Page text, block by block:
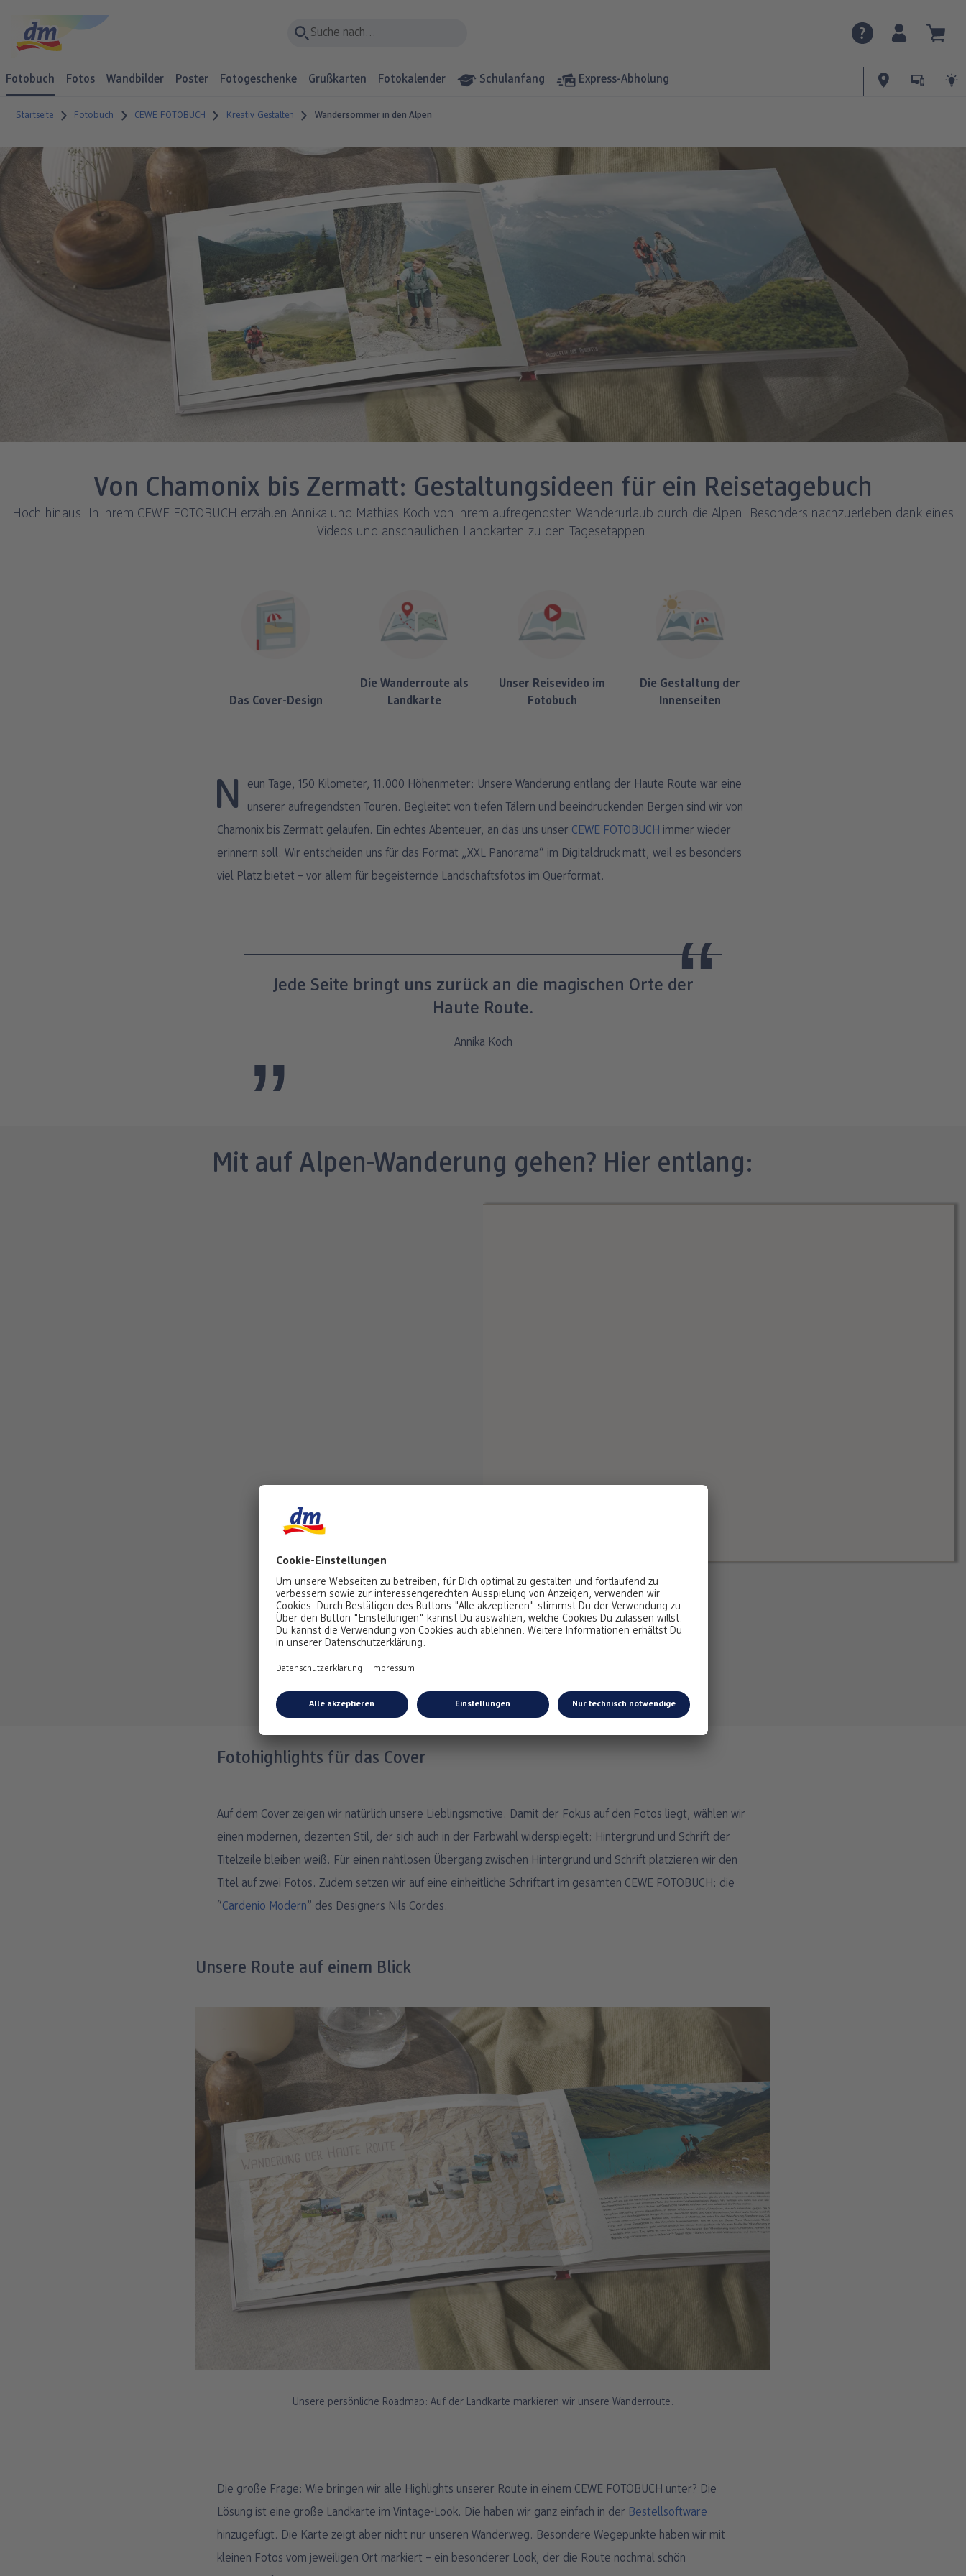
Fotobuch Fotos Wandbilder Poster Fotogeschenke Grußkarten Fotokalender Schulanfang Express-Abholung
Startseite Fotobuch CEWE FOTOBUCH Kreativ Gestalten Wandersommer in den Alpen
Von Chamonix bis Zermatt: Gestaltungsideen für ein Reisetagebuch
Hoch hinaus: In ihrem CEWE FOTOBUCH erzählen Annika und Mathias Koch von ihrem aufregendsten Wanderurlaub durch die Alpen. Besonders nachzuerleben dank eines
Videos und anschaulichen Landkarten zu den Tagesetappen.
Das Cover-Design
Die Wanderroute als
Landkarte
Unser Reisevideo im
Fotobuch
Die Gestaltung der
Innenseiten
Neun Tage, 150 Kilometer, 11.000 Höhenmeter: Unsere Wanderung entlang der Haute Route war eine
unserer aufregendsten Touren. Begleitet von tiefen Tälern und beeindruckenden Bergen sind wir von
Chamonix bis Zermatt gelaufen. Ein echtes Abenteuer, an das uns unser CEWE FOTOBUCH immer wieder
erinnern soll. Wir entscheiden uns für das Format „XXL Panorama“ im Digitaldruck matt, weil es besonders
viel Platz bietet – vor allem für begeisternde Landschaftsfotos im Querformat.
Jede Seite bringt uns zurück an die magischen Orte der
Haute Route.
Annika Koch
Mit auf Alpen-Wanderung gehen? Hier entlang:
Fotohighlights für das Cover
Auf dem Cover zeigen wir natürlich unsere Lieblingsmotive. Damit der Fokus auf den Fotos liegt, wählen wir
einen modernen, dezenten Stil, der sich auch in der Farbwahl widerspiegelt: Hintergrund und Schrift der
Titelzeile bleiben weiß. Für einen nahtlosen Übergang zwischen Hintergrund und Schrift platzieren wir den
Titel auf zwei Fotos. Zudem setzen wir auf eine einheitliche Schriftart im gesamten CEWE FOTOBUCH: die
“Cardenio Modern” des Designers Nils Cordes.
Unsere Route auf einem Blick
Unsere persönliche Roadmap: Auf der Landkarte markieren wir unsere Wanderroute.
Die große Frage: Wie bringen wir alle Highlights unserer Route in einem CEWE FOTOBUCH unter? Die
Lösung ist eine große Landkarte im Vintage-Look. Die haben wir ganz einfach in der Bestellsoftware
hinzugefügt. Die Karte zeigt aber nicht nur unseren Wanderweg. Besondere Wegepunkte haben wir mit
kleinen Fotos vom jeweiligen Ort markiert – ein besonderer Look, der die Route nochmal schön